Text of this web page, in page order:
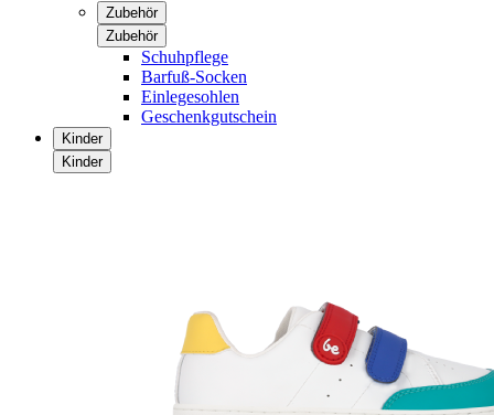
Zubehör
Zubehör
Schuhpflege
Barfuß-Socken
Einlegesohlen
Geschenkgutschein
Kinder
Kinder